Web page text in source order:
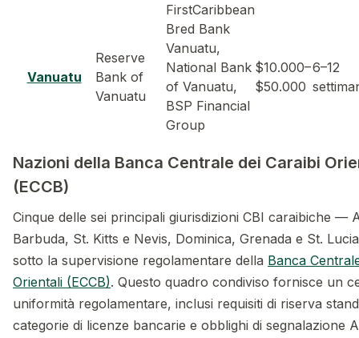
FirstCaribbean
Vanuatu
Reserve
Bank of
Vanuatu
Bred Bank
Vanuatu,
National Bank
of Vanuatu,
BSP Financial
Group
$10.000–
$50.000
6–12
Nazioni della Banca Centrale dei Caraibi
(ECCB)
Cinque delle sei principali giurisdizioni CBI caraibiche —
Barbuda, St. Kitts e Nevis, Dominica, Grenada e St.
sotto la supervisione regolamentare della Banca
Orientali (ECCB). Questo quadro condiviso fornisce un
uniformità regolamentare, inclusi requisiti di riserva
categorie di licenze bancarie e obblighi di segnalazione